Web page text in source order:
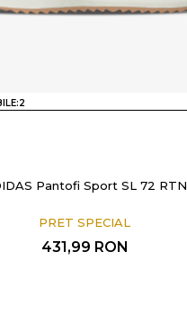
2
Pantofi Sport SL 72 RTN
PRET SPECIAL
431,99 RON